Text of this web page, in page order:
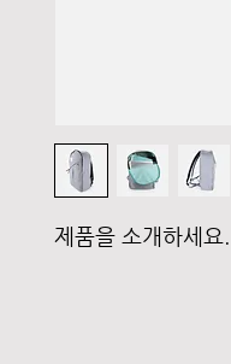
제품을 소개하세요.